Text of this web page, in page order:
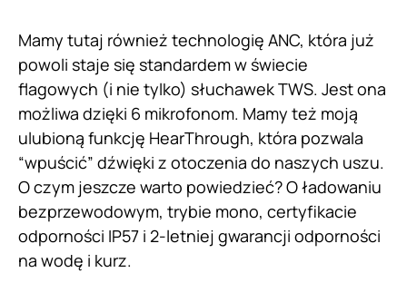
Mamy tutaj również technologię ANC, która już
powoli staje się standardem w świecie
flagowych (i nie tylko) słuchawek TWS. Jest ona
możliwa dzięki 6 mikrofonom. Mamy też moją
ulubioną funkcję HearThrough, która pozwala
“wpuścić” dźwięki z otoczenia do naszych uszu.
O czym jeszcze warto powiedzieć? O ładowaniu
bezprzewodowym, trybie mono, certyfikacie
odporności IP57 i 2-letniej gwarancji odporności
na wodę i kurz.